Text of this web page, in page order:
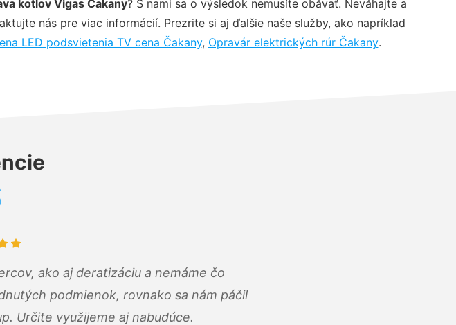
kotlov Vigas Čakany? S nami sa o výsledok nemusíte obávať. Neváhajte a
nás pre viac informácií. Prezrite si aj ďalšie naše služby, ako napríklad
LED podsvietenia TV cena Čakany, Opravár elektrických rúr Čakany.
ako aj deratizáciu a nemáme čo
podmienok, rovnako sa nám páčil
Určite využijeme aj nabudúce.